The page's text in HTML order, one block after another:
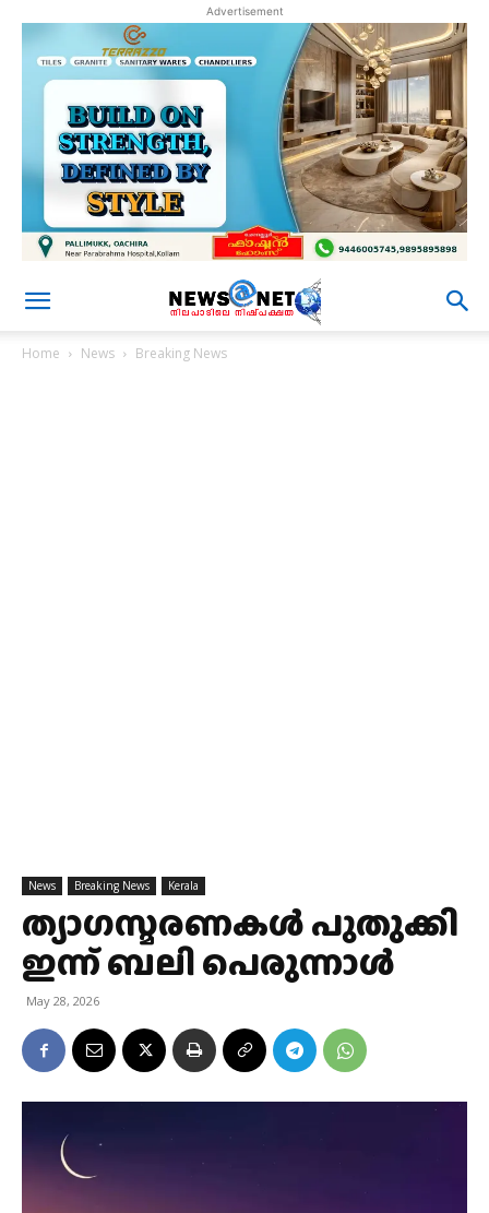
Advertisement
Home News Breaking News
News Breaking News Kerala
ത്യാഗസ്മരണകൾ പുതുക്കി
ഇന്ന് ബലി പെരുന്നാൾ
May 28, 2026